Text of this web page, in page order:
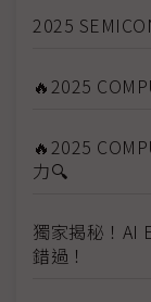
2025
🔥2025
🔥2025
力🔍
獨家揭秘！AI
錯過！